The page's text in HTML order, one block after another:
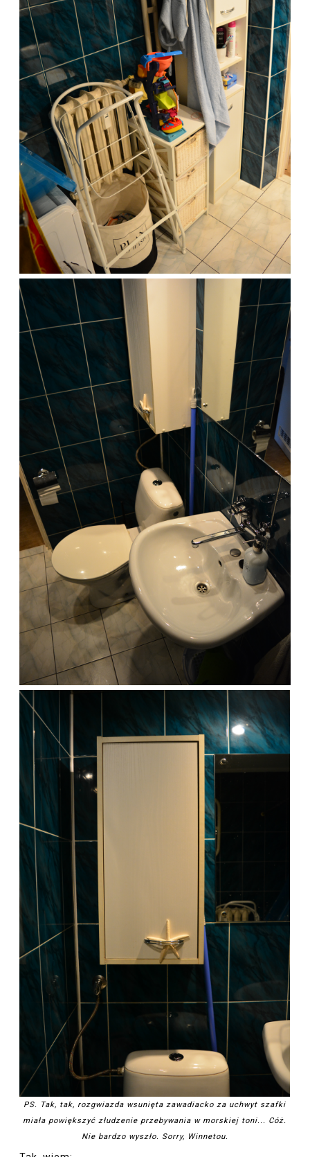
PS. Tak, tak, rozgwiazda wsunięta zawadiacko za uchwyt szafki
miała powiększyć złudzenie przebywania w morskiej toni... Cóż.
Nie bardzo wyszło. Sorry, Winnetou.